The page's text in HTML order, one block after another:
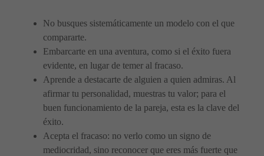
No busques sistemáticamente un modelo con el que
compararte.
Embarcarte en una aventura, como si el éxito fuera
evidente, en lugar de temer al fracaso.
Aprende a destacarte de alguien a quien admiras. Al
afirmar tu personalidad, muestras tu valor; para el
buen funcionamiento de la pareja, esta es la clave del
éxito.
Acepta el fracaso: no verlo como un signo de
mediocridad, sino reconocer que eres más fuerte que